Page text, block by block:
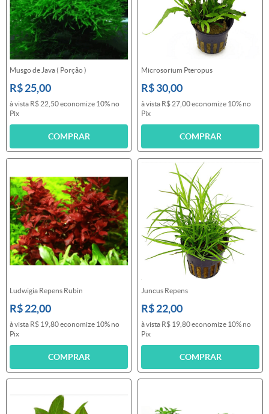
Musgo de Java ( Porção )
R$ 25,00
à vista R$ 22,50economize 10% no
Pix
COMPRAR
Microsorium Pteropus
R$ 30,00
à vista R$ 27,00economize 10% no
Pix
COMPRAR
Ludwigia Repens Rubin
R$ 22,00
à vista R$ 19,80economize 10% no
Pix
COMPRAR
Juncus Repens
R$ 22,00
à vista R$ 19,80economize 10% no
Pix
COMPRAR